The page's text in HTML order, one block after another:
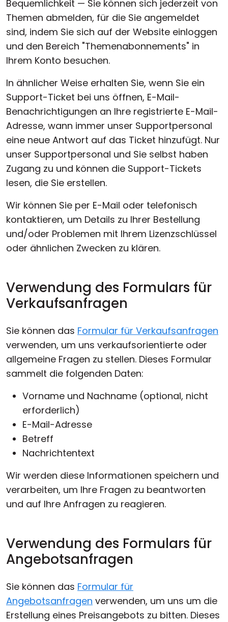
Bequemlichkeit — Sie können sich jederzeit von
Themen abmelden, für die Sie angemeldet
sind, indem Sie sich auf der Website einloggen
und den Bereich "Themenabonnements" in
Ihrem Konto besuchen.
In ähnlicher Weise erhalten Sie, wenn Sie ein
Support-Ticket bei uns öffnen, E-Mail-
Benachrichtigungen an Ihre registrierte E-Mail-
Adresse, wann immer unser Supportpersonal
eine neue Antwort auf das Ticket hinzufügt. Nur
unser Supportpersonal und Sie selbst haben
Zugang zu und können die Support-Tickets
lesen, die Sie erstellen.
Wir können Sie per E-Mail oder telefonisch
kontaktieren, um Details zu Ihrer Bestellung
und/oder Problemen mit Ihrem Lizenzschlüssel
oder ähnlichen Zwecken zu klären.
Verwendung des Formulars für
Verkaufsanfragen
Sie können das Formular für Verkaufsanfragen
verwenden, um uns verkaufsorientierte oder
allgemeine Fragen zu stellen. Dieses Formular
sammelt die folgenden Daten:
Vorname und Nachname (optional, nicht
erforderlich)
E-Mail-Adresse
Betreff
Nachrichtentext
Wir werden diese Informationen speichern und
verarbeiten, um Ihre Fragen zu beantworten
und auf Ihre Anfragen zu reagieren.
Verwendung des Formulars für
Angebotsanfragen
Sie können das Formular für
Angebotsanfragen verwenden, um uns um die
Erstellung eines Preisangebots zu bitten. Dieses